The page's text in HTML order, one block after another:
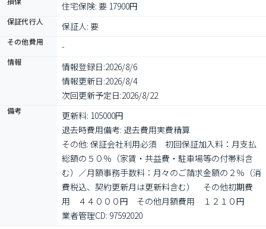
住宅保険: 要 17900円
保証代行人 保証人: 要
その他費用 -
情報 情報登録日:2026/8/6
情報更新日:2026/8/4
次回更新予定日:2026/8/22
備考
更新料: 105000円
退去時費用備考: 退去費用実費精算
その他: 保証会社利用必須　初回保証加入料：月支払
総額の５０％（家賃・共益費・駐車場等の付帯料含
む）／月額事務手数料：月々のご請求金額の２％（消
費税込、契約更新月は更新料含む）　その他初期費
用　４４０００円　その他月額費用　１２１０円
業者管理CD: 97592020